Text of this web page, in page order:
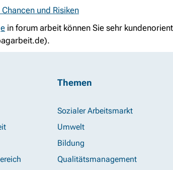
und Risiken
in forum arbeit können Sie sehr
).
Themen
Sozialer Arbeitsmarkt
Umwelt
Bildung
Qualitätsmanagement